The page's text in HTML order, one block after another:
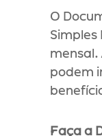
O
Simples
mensal.
podem
Faça a